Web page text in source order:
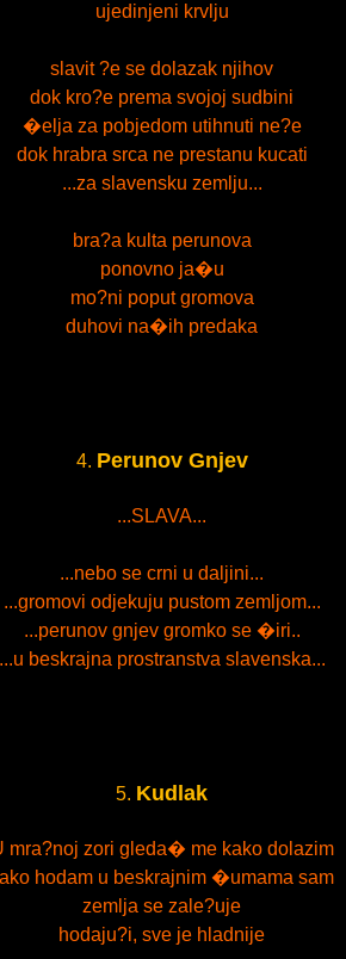
ujedinjeni krvlju
slavit ?e se dolazak njihov
dok kro?e prema svojoj sudbini
�elja za pobjedom utihnuti ne?e
dok hrabra srca ne prestanu kucati
...za slavensku zemlju...
bra?a kulta perunova
ponovno ja�u
mo?ni poput gromova
duhovi na�ih predaka
4. Perunov Gnjev
...SLAVA...
...nebo se crni u daljini...
...gromovi odjekuju pustom zemljom...
...perunov gnjev gromko se �iri..
beskrajna prostranstva slavenska...
5. Kudlak
mra?noj zori gleda� me kako dolazim
hodam u beskrajnim �umama sam
zemlja se zale?uje
hodaju?i, sve je hladnije